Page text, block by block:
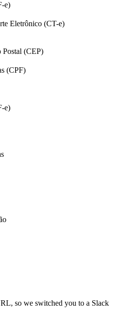
e)
Eletrônico (CT-e)
Postal (CEP)
(CPF)
e)
so we switched you to a Slack